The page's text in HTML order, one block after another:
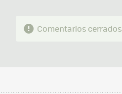
Comentarios cerrados